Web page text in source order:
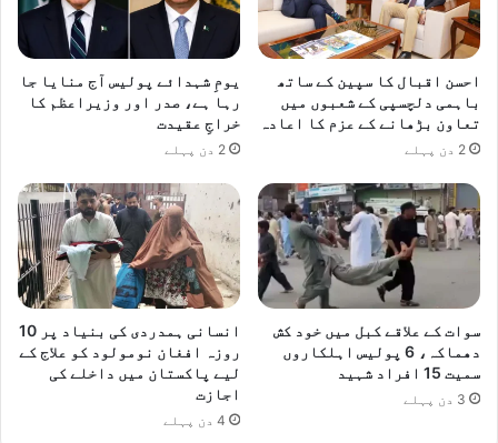
احسن اقبال کا سپین کے ساتھ
باہمی دلچسپی کے شعبوں میں
تعاون بڑھانے کے عزم کا اعادہ
2 دن پہلے
یومِ شہدائے پولیس آج منایا جا
رہا ہے، صدر اور وزیراعظم کا
خراجِ عقیدت
2 دن پہلے
سوات کے علاقے کبل میں خود کش
دھماکہ، 6 پولیس اہلکاروں
سمیت 15 افراد شہید
3 دن پہلے
انسانی ہمدردی کی بنیاد پر 10
روزہ افغان نومولود کو علاج کے
لیے پاکستان میں داخلے کی
اجازت
4 دن پہلے